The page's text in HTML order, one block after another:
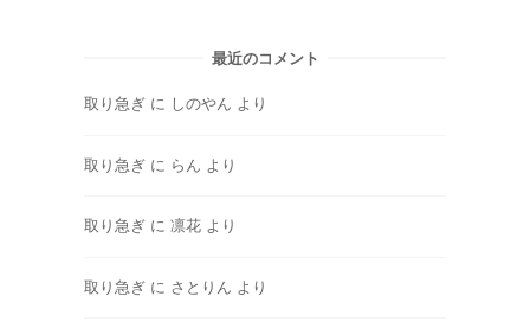
最近のコメント
取り急ぎ に しのやん より
取り急ぎ に らん より
取り急ぎ に 凛花 より
取り急ぎ に さとりん より